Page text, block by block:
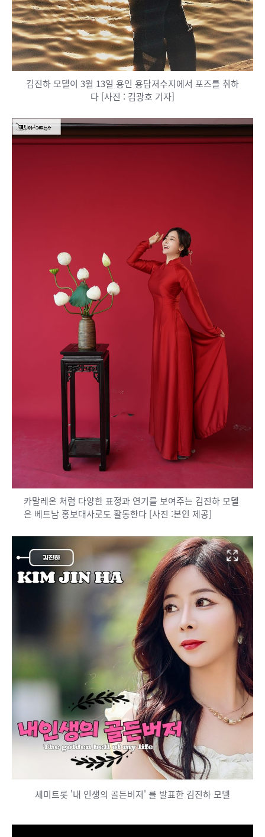
김진하 모델이 3월 13일 용인 용담저수지에서 포즈를 취하
다 [사진 : 김광호 기자]
카말레온 처럼 다양한 표정과 연기를 보여주는 김진하 모델
은 베트남 홍보대사로도 활동한다 [사진 :본인 제공]
세미트롯 '내 인생의 골든버저' 를 발표한 김진하 모델